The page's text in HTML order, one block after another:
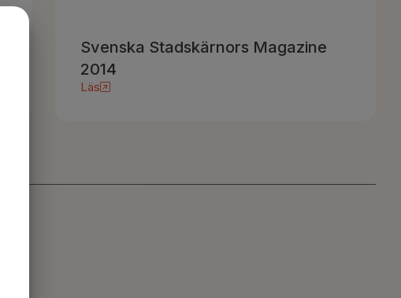
Svenska Stadskärnors Magazine
2014
Läs